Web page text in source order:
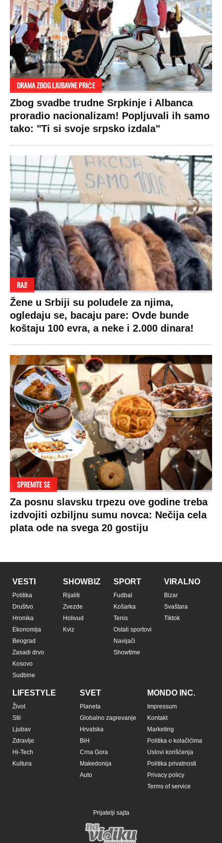
DRAMA ZBOG LJUBAVNE PRIČE
Zbog svadbe trudne Srpkinje i Albanca
proradio nacionalizam! Popljuvali ih samo
tako: "Ti si svoje srpsko izdala"
RAJ!
Žene u Srbiji su poludele za njima,
ogledaju se, bacaju pare: Ovde bunde
koštaju 100 evra, a neke i 2.000 dinara!
SPREMITE SE
Za posnu slavsku trpezu ove godine treba
izdvojiti ozbiljnu sumu novca: Nečija cela
plata ode na svega 20 gostiju
VESTI
Politika
Društvo
Hronika
Ekonomija
Beograd
Zasadi drvo
Kosovo
Sudbine
SHOWBIZ
Rijaliti
Zvezde
Holivud
Kviz
SPORT
Fudbal
Košarka
Tenis
Ostali sportovi
Navijači
Showtime
VIRALNO
Bizar
Svaštara
Tiktok
LIFESTYLE
Život
Stil
Ljubav
Zdravlje
Hi-Tech
Kultura
SVET
Planeta
Globalno zagrevanje
Hrvatska
BiH
Crna Gora
Makedonija
Auto
MONDO INC.
Impressum
Kontakt
Marketing
Politika o kolačićima
Uslovi korišćenja
Politika privatnosti
Privacy policy
Terms of service
Prijatelji sajta